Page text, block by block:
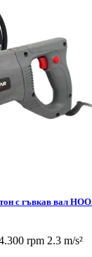
с гъвкав вал
rpm 2.3 m/s²